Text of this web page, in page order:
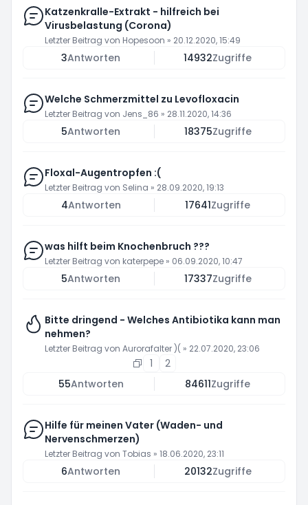
Katzenkralle-Extrakt - hilfreich bei
Virusbelastung (Corona)
Letzter Beitrag von Hopesoon » 20.12.2020, 15:49
3Antworten 14932Zugriffe
Welche Schmerzmittel zu Levofloxacin
Letzter Beitrag von Jens_86 » 28.11.2020, 14:36
5Antworten 18375Zugriffe
Floxal-Augentropfen :(
Letzter Beitrag von Selina » 28.09.2020, 19:13
4Antworten 17641Zugriffe
was hilft beim Knochenbruch ???
Letzter Beitrag von katerpepe » 06.09.2020, 10:47
5Antworten 17337Zugriffe
Bitte dringend - Welches Antibiotika kann man
nehmen?
Letzter Beitrag von Aurorafalter )( » 22.07.2020, 23:06
1
2
55Antworten 84611Zugriffe
Hilfe für meinen Vater (Waden- und
Nervenschmerzen)
Letzter Beitrag von Tobias » 18.06.2020, 23:11
6Antworten 20132Zugriffe